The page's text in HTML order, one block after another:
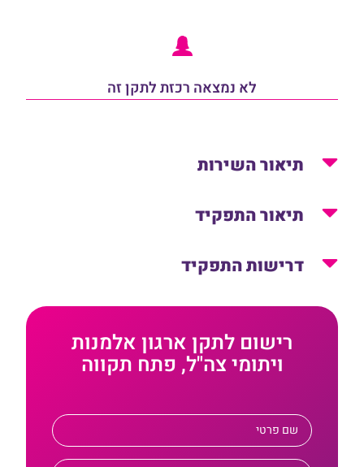
לא נמצאה רכזת לתקן זה
תיאור השירות
תיאור התפקיד
דרישות התפקיד
רישום לתקן ארגון אלמנות
ויתומי צה"ל, פתח תקווה